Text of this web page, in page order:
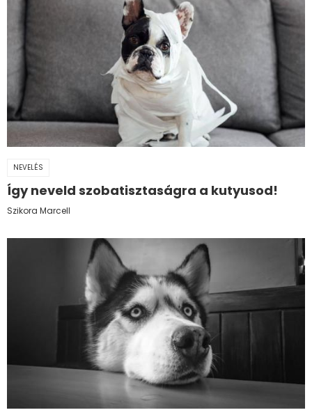
NEVELÉS
Így neveld szobatisztaságra a kutyusod!
Szikora Marcell